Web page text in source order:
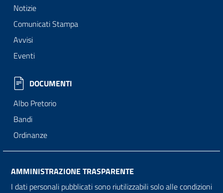
Notizie
Comunicati Stampa
Avvisi
Eventi
DOCUMENTI
Albo Pretorio
Bandi
Ordinanze
AMMINISTRAZIONE TRASPARENTE
I dati personali pubblicati sono riutilizzabili solo alle condizioni